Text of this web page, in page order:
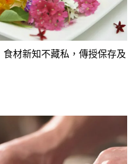
材新知不藏私，傳授保存及